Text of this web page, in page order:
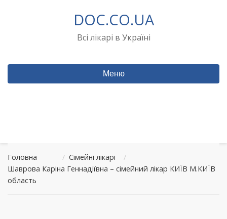
DOC.CO.UA
Всі лікарі в Україні
Меню
Головна / Сімейні лікарі
/
Шаврова Каріна Геннадіївна – сімейний лікар КИЇВ М.КИЇВ
область